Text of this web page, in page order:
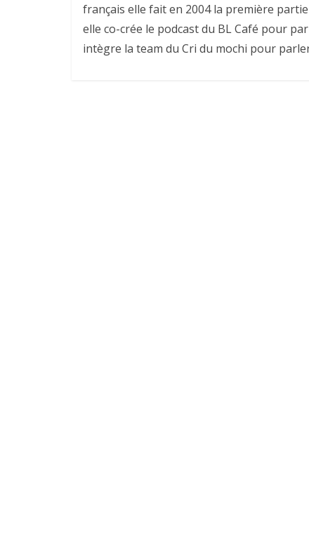
français elle fait en 2004 la première
elle co-crée le podcast du BL Café pour
intègre la team du Cri du mochi pour